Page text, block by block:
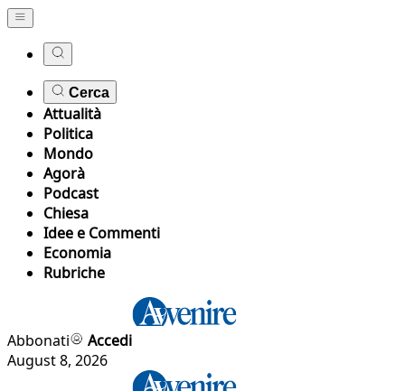
Cerca
Attualità
Politica
Mondo
Agorà
Podcast
Chiesa
Idee e Commenti
Economia
Rubriche
Abbonati
Accedi
August 8, 2026